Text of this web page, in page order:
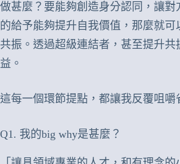
做甚麼？要能夠創造身分認同，讓對
的給予能夠提升自我價值，那麼就可
共振。透過超級連結者，甚至提升共
益。
這每一個環節提點，都讓我反覆咀嚼
Q1. 我的big why是甚麼？